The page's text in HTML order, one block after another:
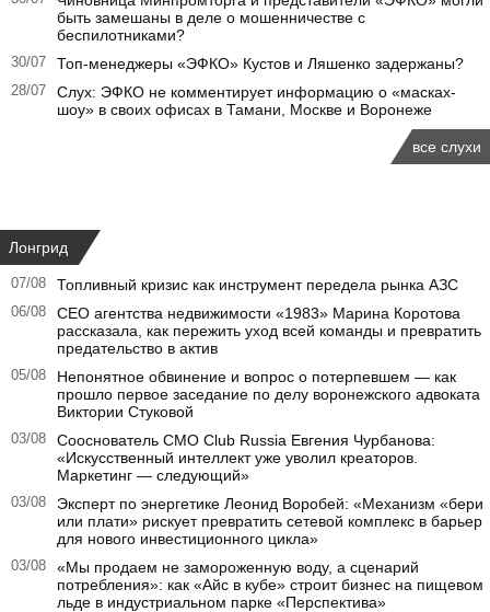
быть замешаны в деле о мошенничестве с
беспилотниками?
30/07 Топ-менеджеры «ЭФКО» Кустов и Ляшенко задержаны?
28/07
Слух: ЭФКО не комментирует информацию о «масках-
шоу» в своих офисах в Тамани, Москве и Воронеже
все слухи
Лонгрид
07/08 Топливный кризис как инструмент передела рынка АЗС
06/08
CEO агентства недвижимости «1983» Марина Коротова
рассказала, как пережить уход всей команды и превратить
предательство в актив
05/08
Непонятное обвинение и вопрос о потерпевшем — как
прошло первое заседание по делу воронежского адвоката
Виктории Стуковой
03/08
Сооснователь CMO Club Russia Евгения Чурбанова:
«Искусственный интеллект уже уволил креаторов.
Маркетинг — следующий»
03/08
Эксперт по энергетике Леонид Воробей: «Механизм «бери
или плати» рискует превратить сетевой комплекс в барьер
для нового инвестиционного цикла»
03/08
«Мы продаем не замороженную воду, а сценарий
потребления»: как «Айс в кубе» строит бизнес на пищевом
льде в индустриальном парке «Перспектива»